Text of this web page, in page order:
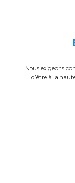
Nous exigeons
d’être à la